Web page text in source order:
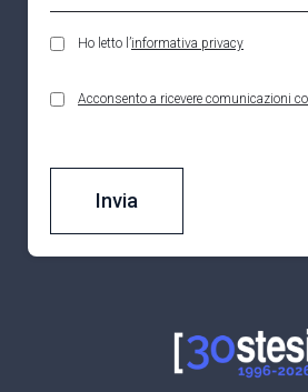
Ho letto l’informativa privacy
Acconsento a ricevere comunicazioni